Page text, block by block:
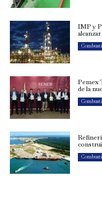
IMP y
Pemex
de la